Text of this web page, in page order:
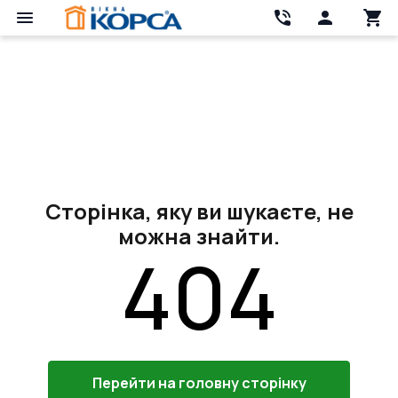
Сторінка, яку ви шукаєте, не
можна знайти.
404
Перейти на головну сторінку